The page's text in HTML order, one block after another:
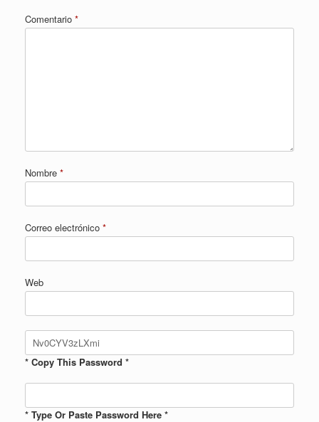
Comentario *
Nombre *
Correo electrónico *
Web
* Copy This Password *
* Type Or Paste Password Here *